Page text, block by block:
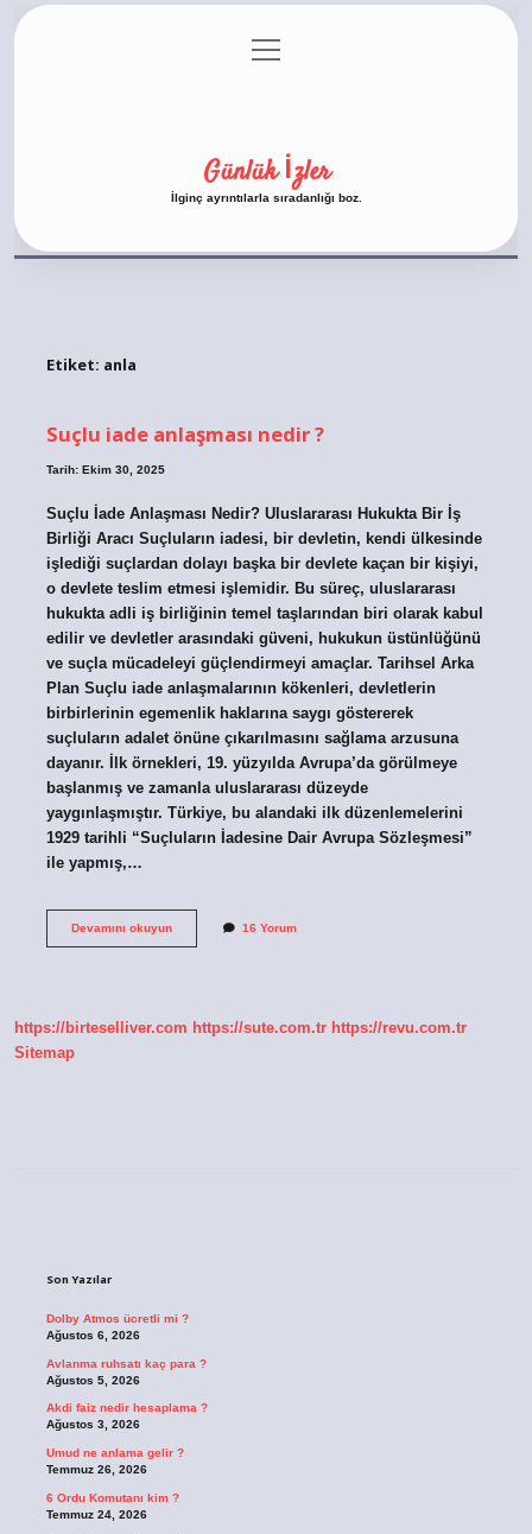
Gizlilik Politikası
menüyü
aç
Günlük İzler
İlginç ayrıntılarla sıradanlığı boz.
Etiket: anla
Suçlu iade anlaşması nedir ?
Tarih: Ekim 30, 2025
Suçlu İade Anlaşması Nedir? Uluslararası Hukukta Bir İş
Birliği Aracı Suçluların iadesi, bir devletin, kendi ülkesinde
işlediği suçlardan dolayı başka bir devlete kaçan bir kişiyi,
o devlete teslim etmesi işlemidir. Bu süreç, uluslararası
hukukta adli iş birliğinin temel taşlarından biri olarak kabul
edilir ve devletler arasındaki güveni, hukukun üstünlüğünü
ve suçla mücadeleyi güçlendirmeyi amaçlar. Tarihsel Arka
Plan Suçlu iade anlaşmalarının kökenleri, devletlerin
birbirlerinin egemenlik haklarına saygı göstererek
suçluların adalet önüne çıkarılmasını sağlama arzusuna
dayanır. İlk örnekleri, 19. yüzyılda Avrupa’da görülmeye
başlanmış ve zamanla uluslararası düzeyde
yaygınlaşmıştır. Türkiye, bu alandaki ilk düzenlemelerini
1929 tarihli “Suçluların İadesine Dair Avrupa Sözleşmesi”
ile yapmış,…
Devamını okuyunSuçlu
16 Yorum
https://birteselliver.com https://sute.com.tr https://revu.com.tr
Sitemap
Son Yazılar
Dolby Atmos ücretli mi ?
Ağustos 6, 2026
Avlanma ruhsatı kaç para ?
Ağustos 5, 2026
Akdi faiz nedir hesaplama ?
Ağustos 3, 2026
Umud ne anlama gelir ?
Temmuz 26, 2026
6 Ordu Komutanı kim ?
Temmuz 24, 2026